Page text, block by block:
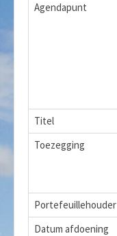
Agendapunt
Titel
Toezegging
Portefeuillehouder
Datum afdoening